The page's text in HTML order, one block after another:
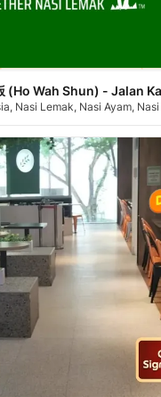
(Ho Wah Shun) - Jalan
Nasi Lemak, Nasi Ayam,